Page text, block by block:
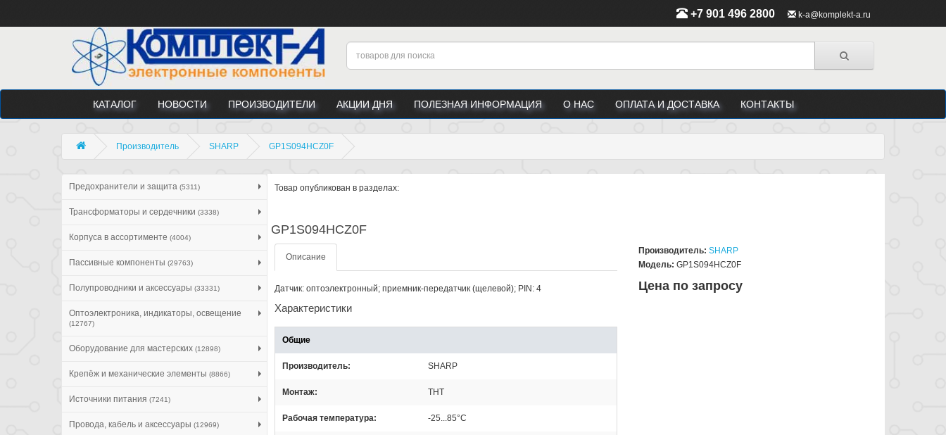
+7 901 496 2800 k-a@komplekt-a.ru
КАТАЛОГ НОВОСТИ ПРОИЗВОДИТЕЛИ АКЦИИ ДНЯ ПОЛЕЗНАЯ ИНФОРМАЦИЯ О НАС ОПЛАТА И ДОСТАВКА КОНТАКТЫ
Производитель SHARP GP1S094HCZ0F
Предохранители и защита (5311)
Трансформаторы и сердечники (3338)
Корпуса в ассортименте (4004)
Пассивные компоненты (29763)
Полупроводники и аксессуары (33331)
Оптоэлектроника, индикаторы, освещение
(12767)
Оборудование для мастерских (12898)
Крепёж и механические элементы (8866)
Источники питания (7241)
Провода, кабель и аксессуары (12969)
Товар опубликован в разделах:
GP1S094HCZ0F
Описание
Датчик: оптоэлектронный; приемник-передатчик (щелевой); PIN: 4
Характеристики
Общие
Производитель SHARP
Монтаж THT
Рабочая температура -25...85°C
Производитель: SHARP
Модель: GP1S094HCZ0F
Цена по запросу